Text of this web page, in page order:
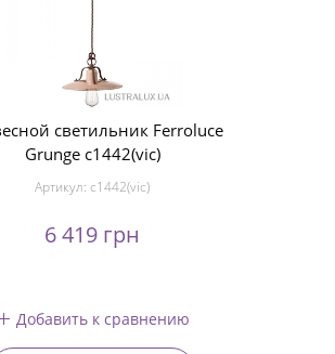
светильник Ferroluce
Grunge c1442(vic)
Артикул: c1442(vic)
6 419 грн
Добавить к сравнению